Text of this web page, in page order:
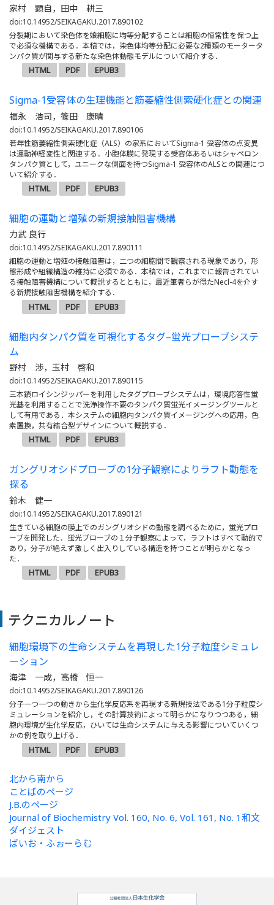
家村 顕自，田中 耕三
doi:10.14952/SEIKAGAKU.2017.890102
分裂期において染色体を娘細胞に均等分配することは細胞の恒常性を保つ上
で必須な機構である．本稿では，染色体均等分配に必要な2種類のモータータ
ンパク質が関与する新たな染色体動態モデルについて紹介する．
HTML PDF EPUB3
Sigma-1受容体の生理機能と筋萎縮性側索硬化症との関連
福永 浩司，篠田 康晴
doi:10.14952/SEIKAGAKU.2017.890106
若年性筋萎縮性側索硬化症（ALS）の家系においてSigma-1 受容体の点変異
は運動神経変性と関連する．小胞体膜に発現する受容体あるいはシャペロン
タンパク質として，ユニークな側面を持つSigma-1 受容体のALSとの関連につ
いて紹介する．
HTML PDF EPUB3
細胞の運動と増殖の新規接触阻害機構
力武 良行
doi:10.14952/SEIKAGAKU.2017.890111
細胞の運動と増殖の接触阻害は，二つの細胞間で観察される現象であり，形
態形成や組織構造の維持に必須である．本稿では，これまでに報告されてい
る接触阻害機構について概説するとともに，最近筆者らが得たNecl-4を介す
る新規接触阻害機構を紹介する．
HTML PDF EPUB3
細胞内タンパク質を可視化するタグ–蛍光プローブシステ
ム
野村 渉，玉村 啓和
doi:10.14952/SEIKAGAKU.2017.890115
三本鎖ロイシンジッパーを利用したタグプローブシステムは，環境応答性蛍
光基を利用することで洗浄操作不要のタンパク質蛍光イメージングツールと
して有用である．本システムの細胞内タンパク質イメージングへの応用，色
素置換，共有結合型デザインについて概説する．
HTML PDF EPUB3
ガングリオシドプローブの1分子観察によりラフト動態を
探る
鈴木 健一
doi:10.14952/SEIKAGAKU.2017.890121
生きている細胞の膜上でのガングリオシドの動態を調べるために，蛍光プロ
ーブを開発した．蛍光プローブの１分子観察によって，ラフトはすべて動的で
あり，分子が絶えず激しく出入りしている構造を持つことが明らかとなっ
た．
HTML PDF EPUB3
テクニカルノート
細胞環境下の生命システムを再現した1分子粒度シミュレ
ーション
海津 一成，高橋 恒一
doi:10.14952/SEIKAGAKU.2017.890126
分子一つ一つの動きから生化学反応系を再現する新規技法である1分子粒度シ
ミュレーションを紹介し，その計算技術によって明らかになりつつある，細
胞内環境が生化学反応，ひいては生命システムに与える影響についていくつ
かの例を取り上げる．
HTML PDF EPUB3
北から南から
ことばのページ
J.B.のページ
Journal of Biochemistry Vol. 160, No. 6, Vol. 161, No. 1和文
ダイジェスト
ばいお・ふぉーらむ